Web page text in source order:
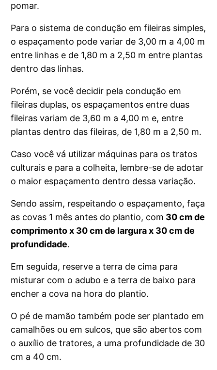
pomar.
Para o sistema de condução em fileiras simples,
o espaçamento pode variar de 3,00 m a 4,00 m
entre linhas e de 1,80 m a 2,50 m entre plantas
dentro das linhas.
Porém, se você decidir pela condução em
fileiras duplas, os espaçamentos entre duas
fileiras variam de 3,60 m a 4,00 m e, entre
plantas dentro das fileiras, de 1,80 m a 2,50 m.
Caso você vá utilizar máquinas para os tratos
culturais e para a colheita, lembre-se de adotar
o maior espaçamento dentro dessa variação.
Sendo assim, respeitando o espaçamento, faça
as covas 1 mês antes do plantio, com 30 cm de
comprimento x 30 cm de largura x 30 cm de
profundidade.
Em seguida, reserve a terra de cima para
misturar com o adubo e a terra de baixo para
encher a cova na hora do plantio.
O pé de mamão também pode ser plantado em
camalhões ou em sulcos, que são abertos com
o auxílio de tratores, a uma profundidade de 30
cm a 40 cm.